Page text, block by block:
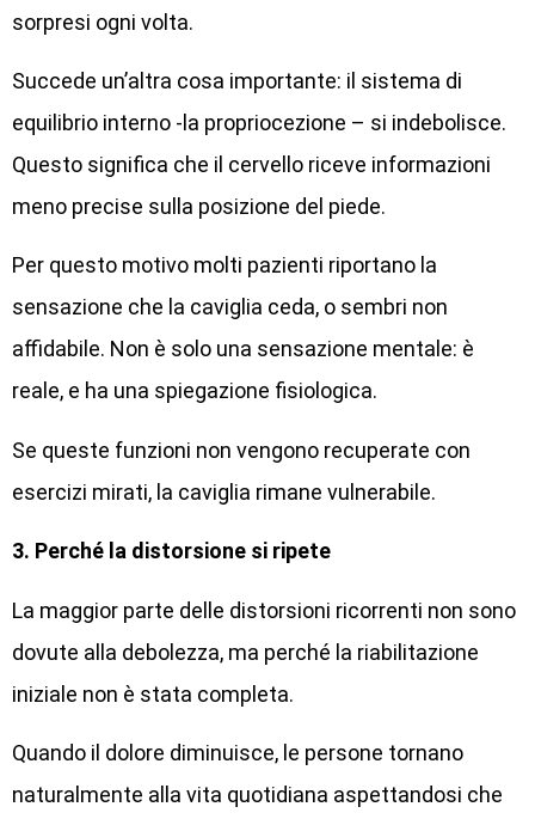
sorpresi ogni volta.
Succede un’altra cosa importante: il sistema di
equilibrio interno -la propriocezione – si indebolisce.
Questo significa che il cervello riceve informazioni
meno precise sulla posizione del piede.
Per questo motivo molti pazienti riportano la
sensazione che la caviglia ceda, o sembri non
affidabile. Non è solo una sensazione mentale: è
reale, e ha una spiegazione fisiologica.
Se queste funzioni non vengono recuperate con
esercizi mirati, la caviglia rimane vulnerabile.
3. Perché la distorsione si ripete
La maggior parte delle distorsioni ricorrenti non sono
dovute alla debolezza, ma perché la riabilitazione
iniziale non è stata completa.
Quando il dolore diminuisce, le persone tornano
naturalmente alla vita quotidiana aspettandosi che